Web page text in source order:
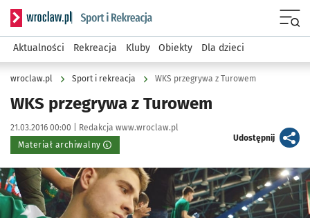
Serwis informacyjny wroclaw.pl podserwis: Sport i rekreacja
Aktualności Rekreacja Kluby Obiekty Dla dzieci
wroclaw.pl Sport i rekreacja WKS przegrywa z Turowem
WKS przegrywa z Turowem
Data publikacji:
21.03.2016 00:00 | Autor:
Redakcja www.wroclaw.pl
Materiał archiwalny
Udostępnijartykuł
Kliknij, aby powiększyć